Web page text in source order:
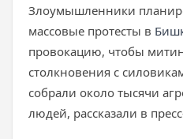
Злоумышленники
массовые протесты в
провокацию, чтобы
столкновения с
собрали около тысячи
людей, рассказали в